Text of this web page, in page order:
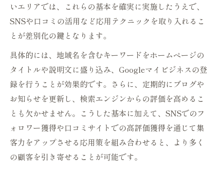
いエリアでは、これらの基本を確実に実施したうえで、
SNSや口コミの活用など応用テクニックを取り入れるこ
とが差別化の鍵となります。
具体的には、地域名を含むキーワードをホームページの
タイトルや説明文に盛り込み、Googleマイビジネスの登
録を行うことが効果的です。さらに、定期的にブログや
お知らせを更新し、検索エンジンからの評価を高めるこ
とも欠かせません。こうした基本に加えて、SNSでのフ
ォロワー獲得や口コミサイトでの高評価獲得を通じて集
客力をアップさせる応用策を組み合わせると、より多く
の顧客を引き寄せることが可能です。